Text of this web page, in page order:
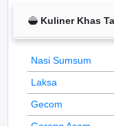
Kuliner Khas
Nasi Sumsum
Laksa
Gecom